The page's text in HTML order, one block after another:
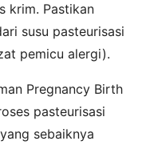
krim. Pastikan
susu pasteurisasi
pemicu alergi).
Pregnancy Birth
pasteurisasi
sebaiknya